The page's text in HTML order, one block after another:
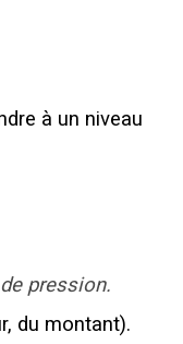
à un niveau
pression.
du montant).